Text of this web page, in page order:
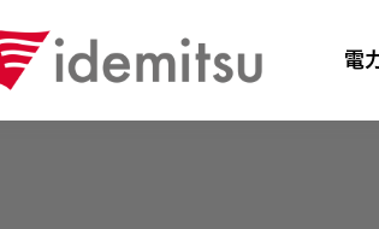
当社サイトでは、サイト機能の有効化や
用しています。クリックして先に進むと電